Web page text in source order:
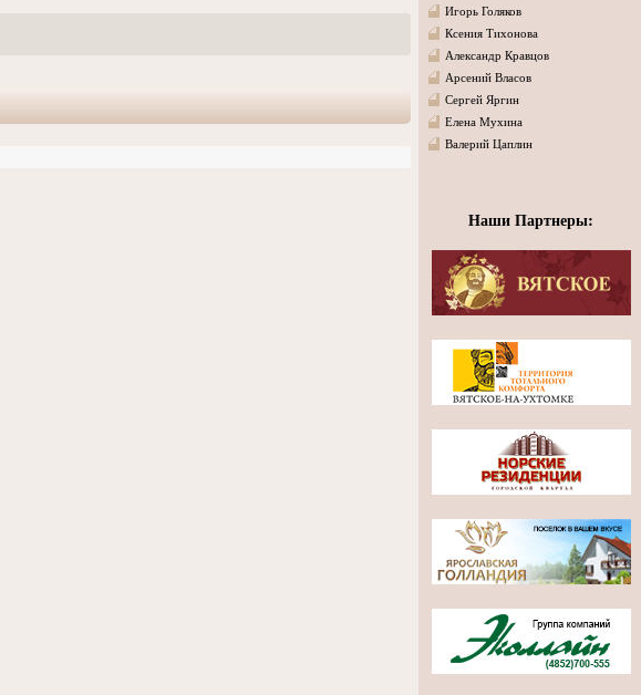
Игорь Голяков
Ксения Тихонова
Александр Кравцов
Арсений Власов
Сергей Яргин
Елена Мухина
Валерий Цаплин
Наши Партнеры: